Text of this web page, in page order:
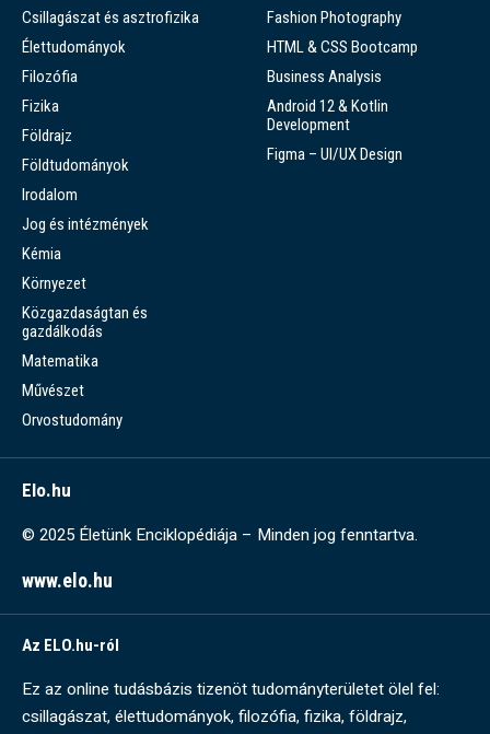
Csillagászat és asztrofizika
Élettudományok
Filozófia
Fizika
Földrajz
Földtudományok
Irodalom
Jog és intézmények
Kémia
Környezet
Közgazdaságtan és
gazdálkodás
Matematika
Művészet
Orvostudomány
Fashion Photography
HTML & CSS Bootcamp
Business Analysis
Android 12 & Kotlin
Development
Figma – UI/UX Design
Elo.hu
© 2025 Életünk Enciklopédiája – Minden jog fenntartva.
www.elo.hu
Az ELO.hu-ról
Ez az online tudásbázis tizenöt tudományterületet ölel fel:
csillagászat, élettudományok, filozófia, fizika, földrajz,